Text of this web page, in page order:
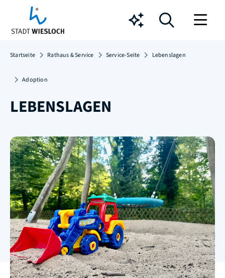
Chatbot
Startseite Rathaus & Service Service-Seite Lebenslagen
Adoption
LEBENSLAGEN